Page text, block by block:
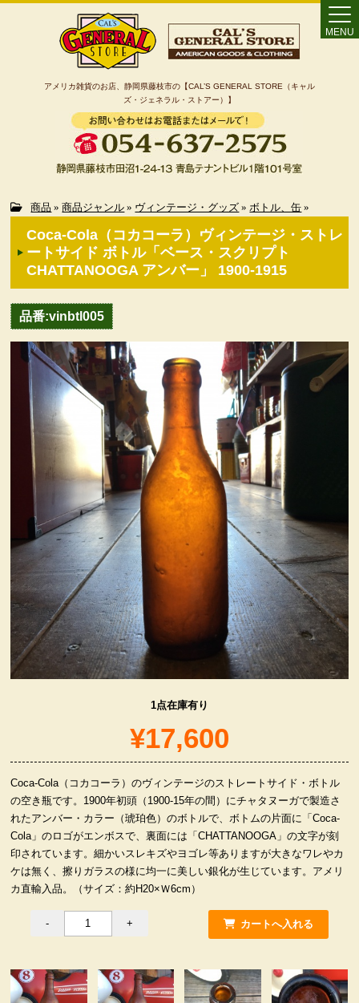
アメリカ雑貨のお店、静岡県藤枝市の【CAL’S GENERAL STORE（キャル
ズ・ジェネラル・ストアー）】
MENU
Home
カート
特定商取引法に基づく表記
カテゴリー検索
ヴィンテージ・グッズ
LIFE誌 企業広告切り抜き
ファイヤーキング他
コカコーラ・グッズ
カンパニー・グッズ
キャラクター・グッズ
喫煙具
服飾小物雑貨
商品 » 商品ジャンル » ヴィンテージ・グッズ » ボトル、缶 »
Coca-Cola（コカコーラ）ヴィンテージ・ストレ
ートサイド ボトル「ベース・スクリプト
CHATTANOOGA アンバー」 1900-1915
品番:vinbtl005
1点在庫有り
¥17,600
Coca-Cola（コカコーラ）のヴィンテージのストレートサイド・ボトル
の空き瓶です。1900年初頭（1900-15年の間）にチャタヌーガで製造さ
れたアンバー・カラー（琥珀色）のボトルで、ボトムの片面に「Coca-
Cola」のロゴがエンボスで、裏面には「CHATTANOOGA」の文字が刻
印されています。細かいスレキズやヨゴレ等ありますが大きなワレやカ
ケは無く、擦りガラスの様に均一に美しい銀化が生じています。アメリ
カ直輸入品。（サイズ：約H20×Ｗ6cm）